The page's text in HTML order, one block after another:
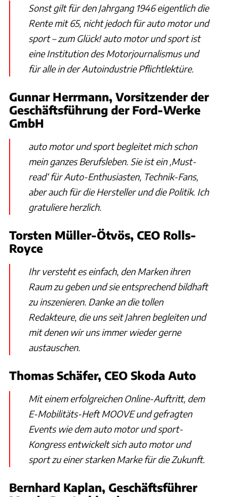
Sonst gilt für den Jahrgang 1946 eigentlich die
Rente mit 65, nicht jedoch für auto motor und
sport – zum Glück! auto motor und sport ist
eine Institution des Motorjournalismus und
für alle in der Autoindustrie Pflichtlektüre.
Gunnar Herrmann, Vorsitzender der
Geschäftsführung der Ford-Werke
GmbH
auto motor und sport begleitet mich schon
mein ganzes Berufsleben. Sie ist ein ‚Must-
read‘ für Auto-Enthusiasten, Technik-Fans,
aber auch für die Hersteller und die Politik. Ich
gratuliere herzlich.
Torsten Müller-Ötvös, CEO Rolls-
Royce
Ihr versteht es einfach, den Marken ihren
Raum zu geben und sie entsprechend bildhaft
zu inszenieren. Danke an die tollen
Redakteure, die uns seit Jahren begleiten und
mit denen wir uns immer wieder gerne
austauschen.
Thomas Schäfer, CEO Skoda Auto
Mit einem erfolgreichen Online-Auftritt, dem
E-Mobilitäts-Heft MOOVE und gefragten
Events wie dem auto motor und sport-
Kongress entwickelt sich auto motor und
sport zu einer starken Marke für die Zukunft.
Bernhard Kaplan, Geschäftsführer